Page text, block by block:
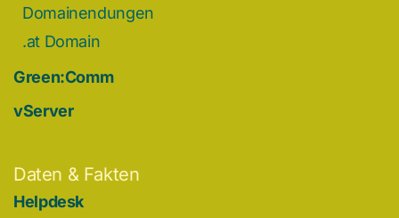
Domainendungen
.at Domain
Green:Comm
vServer
Daten & Fakten
Helpdesk